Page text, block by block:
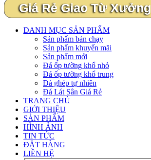
Giá Rẻ Giao Từ Xưởng
DANH MỤC SẢN PHẨM
Sản phẩm bán chạy
Sản phẩm khuyến mãi
Sản phẩm mới
Đá ốp tường khổ nhỏ
Đá ốp tường khổ trung
Đá ghép tự nhiên
Đá Lát Sân Giá Rẻ
TRANG CHỦ
GIỚI THIỆU
SẢN PHẨM
HÌNH ẢNH
TIN TỨC
ĐẶT HÀNG
LIÊN HỆ